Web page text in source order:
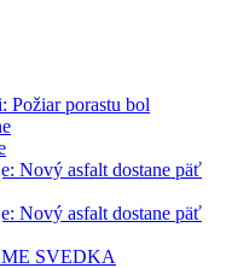
Požiar porastu bol
Nový asfalt dostane päť
Nový asfalt dostane päť
SVEDKA